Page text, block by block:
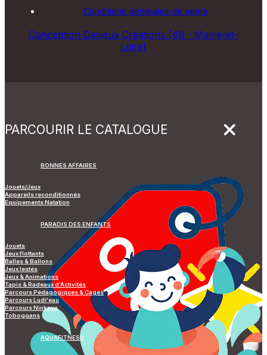
Conditions générales de vente
Conception Desjeux Créations (49 - Maine-et-
Loire)
PARCOURIR LE CATALOGUE
BONNES AFFAIRES
Jouets/Jeux
Appareils reconditionnés
Equipements Natation
PARADIS DES ENFANTS
Jouets
Jeux flottants
Balles & Ballons
Jeux lestés
Jeux & Animations
Tapis & Radeaux d’Activités
Parcours Pédagogiques & Cages
Parcours Ludi'eau
Parcours Ninkaya
Toboggans
AQUAFITNESS